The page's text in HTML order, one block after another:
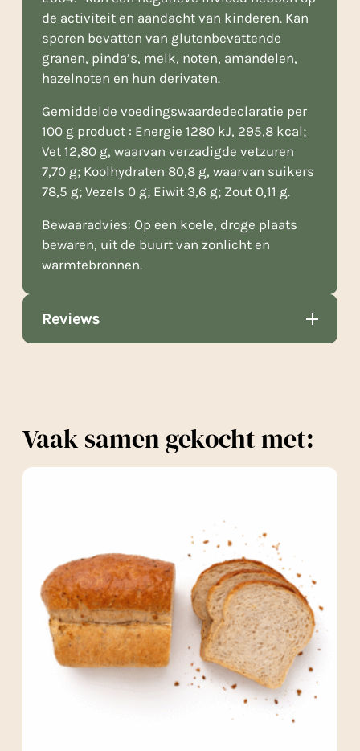
de activiteit en aandacht van kinderen. Kan
sporen bevatten van glutenbevattende
granen, pinda’s, melk, noten, amandelen,
hazelnoten en hun derivaten.
Gemiddelde voedingswaardedeclaratie per
100 g product : Energie 1280 kJ, 295,8 kcal;
Vet 12,80 g, waarvan verzadigde vetzuren
7,70 g; Koolhydraten 80,8 g, waarvan suikers
78,5 g; Vezels 0 g; Eiwit 3,6 g; Zout 0,11 g.
Bewaaradvies: Op een koele, droge plaats
bewaren, uit de buurt van zonlicht en
warmtebronnen.
Reviews
Vaak samen gekocht met: